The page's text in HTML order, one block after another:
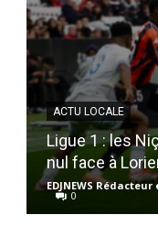
ACTU LOCALE
Ligue 1 : les
nul face à
EDJNEWS
0